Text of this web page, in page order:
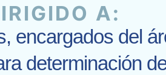
A:
encargados del
determinación